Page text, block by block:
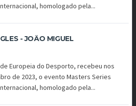
homologado pela...
- JOÃO MIGUEL
Europeia do Desporto, recebeu nos
de 2023, o evento Masters Series
homologado pela...